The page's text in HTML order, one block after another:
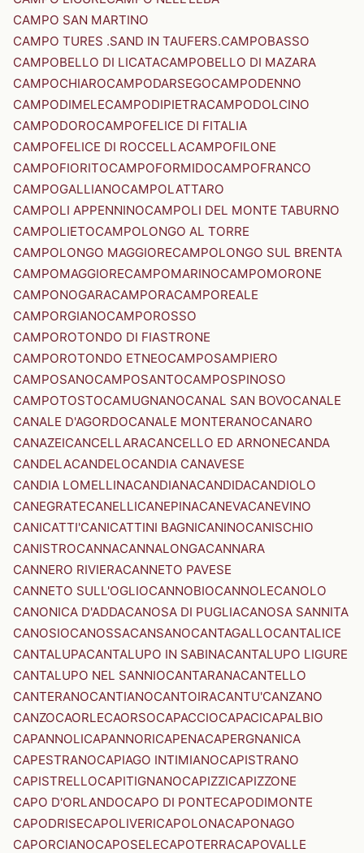
CAMPO SAN MARTINO
CAMPO TURES .SAND IN TAUFERS.CAMPOBASSO
CAMPOBELLO DI LICATACAMPOBELLO DI MAZARA
CAMPOCHIAROCAMPODARSEGOCAMPODENNO
CAMPODIMELECAMPODIPIETRACAMPODOLCINO
CAMPODOROCAMPOFELICE DI FITALIA
CAMPOFELICE DI ROCCELLACAMPOFILONE
CAMPOFIORITOCAMPOFORMIDOCAMPOFRANCO
CAMPOGALLIANOCAMPOLATTARO
CAMPOLI APPENNINOCAMPOLI DEL MONTE TABURNO
CAMPOLIETOCAMPOLONGO AL TORRE
CAMPOLONGO MAGGIORECAMPOLONGO SUL BRENTA
CAMPOMAGGIORECAMPOMARINOCAMPOMORONE
CAMPONOGARACAMPORACAMPOREALE
CAMPORGIANOCAMPOROSSO
CAMPOROTONDO DI FIASTRONE
CAMPOROTONDO ETNEOCAMPOSAMPIERO
CAMPOSANOCAMPOSANTOCAMPOSPINOSO
CAMPOTOSTOCAMUGNANOCANAL SAN BOVOCANALE
CANALE D'AGORDOCANALE MONTERANOCANARO
CANAZEICANCELLARACANCELLO ED ARNONECANDA
CANDELACANDELOCANDIA CANAVESE
CANDIA LOMELLINACANDIANACANDIDACANDIOLO
CANEGRATECANELLICANEPINACANEVACANEVINO
CANICATTI'CANICATTINI BAGNICANINOCANISCHIO
CANISTROCANNACANNALONGACANNARA
CANNERO RIVIERACANNETO PAVESE
CANNETO SULL'OGLIOCANNOBIOCANNOLECANOLO
CANONICA D'ADDACANOSA DI PUGLIACANOSA SANNITA
CANOSIOCANOSSACANSANOCANTAGALLOCANTALICE
CANTALUPACANTALUPO IN SABINACANTALUPO LIGURE
CANTALUPO NEL SANNIOCANTARANACANTELLO
CANTERANOCANTIANOCANTOIRACANTU'CANZANO
CANZOCAORLECAORSOCAPACCIOCAPACICAPALBIO
CAPANNOLICAPANNORICAPENACAPERGNANICA
CAPESTRANOCAPIAGO INTIMIANOCAPISTRANO
CAPISTRELLOCAPITIGNANOCAPIZZICAPIZZONE
CAPO D'ORLANDOCAPO DI PONTECAPODIMONTE
CAPODRISECAPOLIVERICAPOLONACAPONAGO
CAPORCIANOCAPOSELECAPOTERRACAPOVALLE